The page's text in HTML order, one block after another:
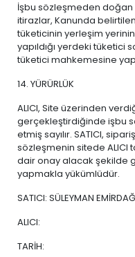
İşbu sözleşmeden doğan
itirazlar, Kanunda
tüketicinin yerleşim
yapıldığı yerdeki tüketici
tüketici mahkemesine
14. YÜRÜRLÜK
ALICI, Site üzerinden
gerçekleştirdiğinde işbu
etmiş sayılır. SATICI,
sözleşmenin sitede ALICI
dair onay alacak şekilde
yapmakla yükümlüdür.
SATICI: SÜLEYMAN
ALICI:
TARİH: